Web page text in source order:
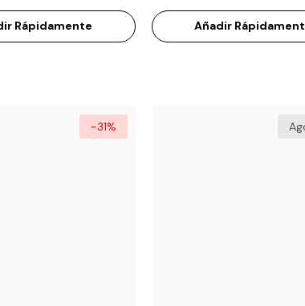
Rápidamente Añadir
-31%